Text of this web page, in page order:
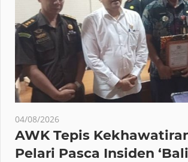
04/08/2026
AWK Tepis
Pelari Pasca Insiden